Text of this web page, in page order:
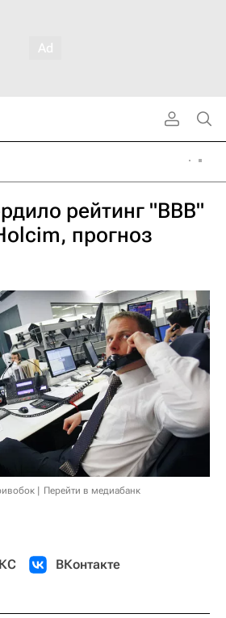
рейтинг "BBB"
прогноз
Перейти в медиабанк
ВКонтакте